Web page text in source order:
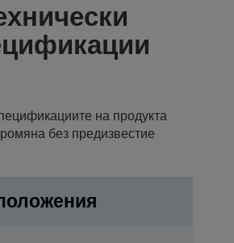
на продукта
без предизвестие